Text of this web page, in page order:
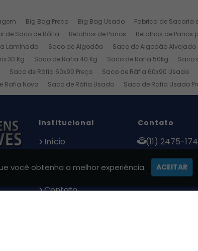
Big Bag Preço Big Bag Usado Fabrica de Sacaria
de Saco de Ráfia Retalhos de Panos Retalhos de Panos
Laminada Saco de Algodão Saco de Algodão Alvejado
30 Kg Saco de Rafia 40 Kg Saco de Rafia 50kg Saco
Saco de Ráfia 60x90 Preço Saco de Ráfia 60x90 Usado
Rafia Novo Saco de Ráfia Usado Saco de Rafia Usado
Pano de Malha Pano Branco Panos Industriais
Institucional
Início
Localização
Contato
Contato
(11) 2475-
(11) 98329-
você obtenha a melhor experiência. ACEITAR